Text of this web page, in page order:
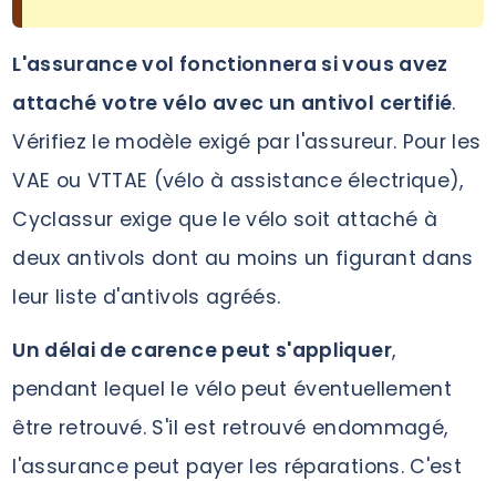
L'assurance vol fonctionnera si vous avez
attaché votre vélo avec un antivol certifié.
Vérifiez le modèle exigé par l'assureur. Pour les
VAE ou VTTAE (vélo à assistance électrique),
Cyclassur exige que le vélo soit attaché à
deux antivols dont au moins un figurant dans
leur liste d'antivols agréés.
Un délai de carence peut s'appliquer,
pendant lequel le vélo peut éventuellement
être retrouvé. S'il est retrouvé endommagé,
l'assurance peut payer les réparations. C'est